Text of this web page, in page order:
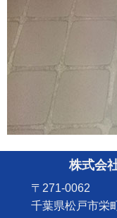
株式会
〒271-0062
千葉県松戸市栄